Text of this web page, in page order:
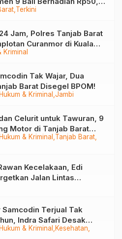
Terkini
Kriminal
Jam, Polres Tanjab Barat
Curanmor di Kuala
Hukum & Kriminal Jambi
Tak Wajar, Dua
Barat Disegel BPOM!
Hukum & Kriminal Tanjab Barat
Celurit untuk Tawuran, 9
Motor di Tanjab Barat
Kecelakaan, Edi
Jalan Lintas
Mulus di 2028
Hukum & Kriminal
Kesehatan
Samcodin Terjual Tak
Indra Safari Desak